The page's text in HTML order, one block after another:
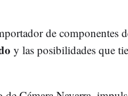
de componentes
y las posibilidades que